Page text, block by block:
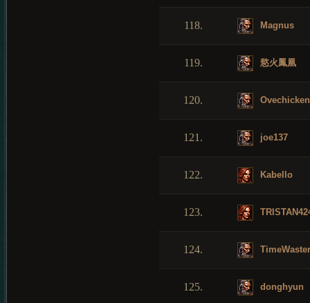
118. Magnus
119. 慾火鳳凰
120.
121. joe137
122. Kabello
123.
124. TimeWaster
125. donghyun